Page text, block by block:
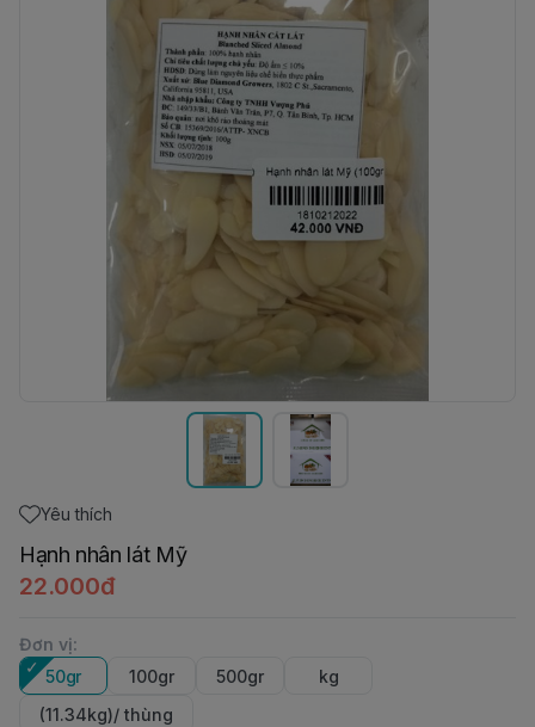
Yêu thích
Hạnh nhân lát Mỹ
22.000đ
Đơn vị:
50gr
100gr 500gr
kg
(11.34kg)/ thùng